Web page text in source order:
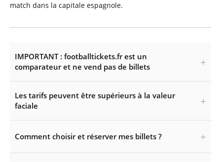
match dans la capitale espagnole.
IMPORTANT : footballtickets.fr est un
comparateur et ne vend pas de billets
Les tarifs peuvent être supérieurs à la valeur
faciale
Comment choisir et réserver mes billets ?